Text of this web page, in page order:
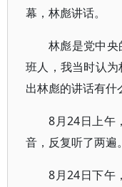
幕，林彪讲话。
林彪是党中
班人，我当时认
出林彪的讲话有什
8月24日上午
音，反复听了两遍。
8月24日下午